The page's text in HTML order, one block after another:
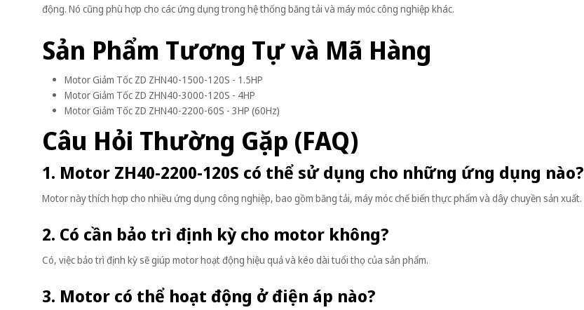
động. Nó cũng phù hợp cho các ứng dụng trong hệ thống băng tải và máy móc công nghiệp khác.
Sản Phẩm Tương Tự và Mã Hàng
Motor Giảm Tốc ZD ZHN40-1500-120S - 1.5HP
Motor Giảm Tốc ZD ZHN40-3000-120S - 4HP
Motor Giảm Tốc ZD ZHN40-2200-60S - 3HP (60Hz)
Câu Hỏi Thường Gặp (FAQ)
1. Motor ZH40-2200-120S có thể sử dụng cho những ứng dụng nào?
Motor này thích hợp cho nhiều ứng dụng công nghiệp, bao gồm băng tải, máy móc chế biến thực phẩm và dây chuyền sản xuất.
2. Có cần bảo trì định kỳ cho motor không?
Có, việc bảo trì định kỳ sẽ giúp motor hoạt động hiệu quả và kéo dài tuổi thọ của sản phẩm.
3. Motor có thể hoạt động ở điện áp nào?